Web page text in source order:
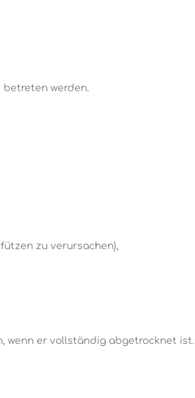
betreten werden.
zu verursachen),
wenn er vollständig abgetrocknet ist.